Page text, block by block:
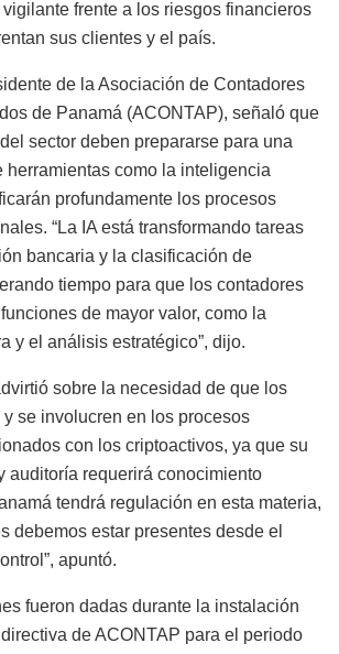
frente a los riesgos financieros
sus clientes y el país.
de la Asociación de Contadores
de Panamá (ACONTAP), señaló que
sector deben prepararse para una
herramientas como la inteligencia
profundamente los procesos
“La IA está transformando tareas
bancaria y la clasificación de
tiempo para que los contadores
de mayor valor, como la
y el análisis estratégico”, dijo.
sobre la necesidad de que los
se involucren en los procesos
con los criptoactivos, ya que su
auditoría requerirá conocimiento
tendrá regulación en esta materia,
debemos estar presentes desde el
apuntó.
fueron dadas durante la instalación
de ACONTAP para el periodo